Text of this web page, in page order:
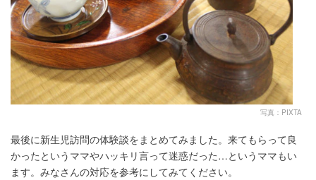
写真：PIXTA
最後に新生児訪問の体験談をまとめてみました。来てもらって良
かったというママやハッキリ言って迷惑だった…というママもい
ます。みなさんの対応を参考にしてみてください。